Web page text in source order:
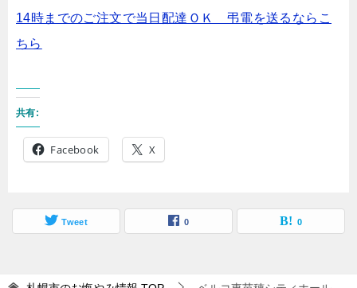
14時までのご注文で当日配達ＯＫ 弔電を送るならこ
ちら
共有:
Facebook X
Tweet 0 0